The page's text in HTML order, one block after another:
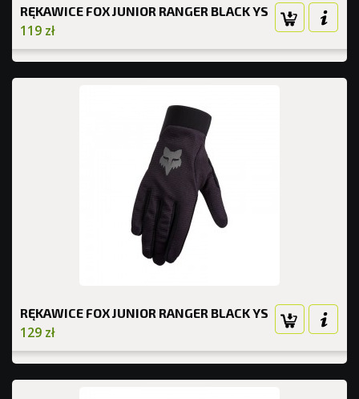
RĘKAWICE FOX JUNIOR RANGER BLACK YS
119 zł
RĘKAWICE FOX JUNIOR RANGER BLACK YS
129 zł